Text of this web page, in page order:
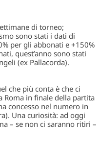
di torneo;
sono stati i dati di
per gli abbonati e +150%
quest’anno sono stati
(ex Pallacorda).
che più conta è che ci
Roma in finale della partita
concesso nel numero in
Una curiosità: ad oggi
– se non ci saranno ritiri –